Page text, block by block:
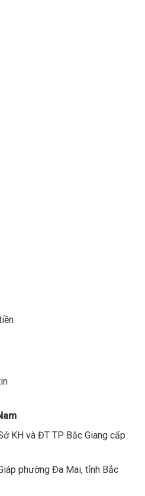
KH và ĐT TP Bắc Giang cấp
phường Đa Mai, tỉnh Bắc